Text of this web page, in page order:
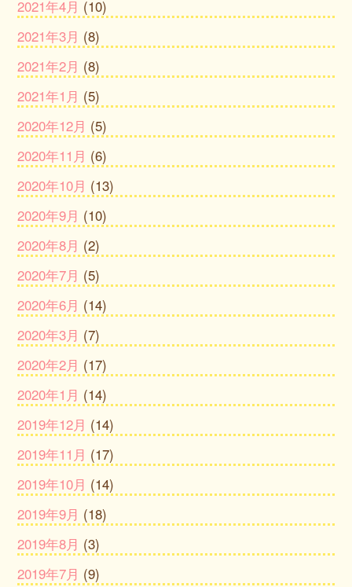
2021年4月 (10)
2021年3月 (8)
2021年2月 (8)
2021年1月 (5)
2020年12月 (5)
2020年11月 (6)
2020年10月 (13)
2020年9月 (10)
2020年8月 (2)
2020年7月 (5)
2020年6月 (14)
2020年3月 (7)
2020年2月 (17)
2020年1月 (14)
2019年12月 (14)
2019年11月 (17)
2019年10月 (14)
2019年9月 (18)
2019年8月 (3)
2019年7月 (9)